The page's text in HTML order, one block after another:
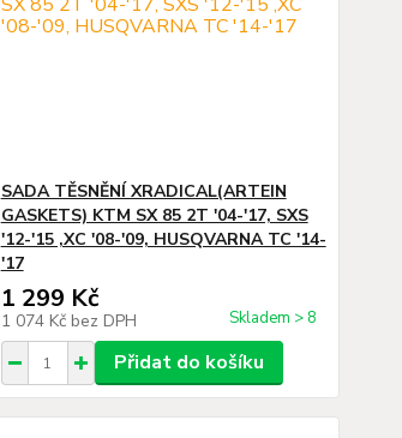
SADA TĚSNĚNÍ XRADICAL(ARTEIN
GASKETS) KTM SX 85 2T '04-'17, SXS
'12-'15 ,XC '08-'09, HUSQVARNA TC '14-
'17
1 299 Kč
1 074 Kč bez DPH Skladem > 8
Přidat do košíku